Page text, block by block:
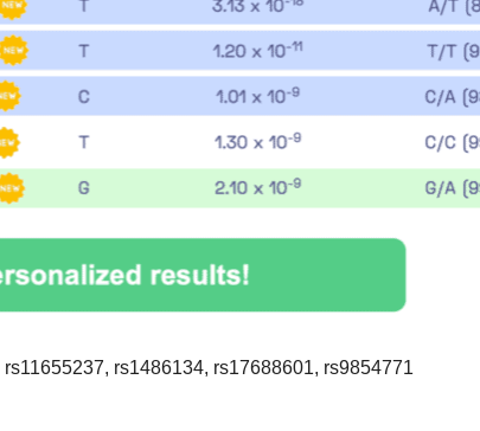
rs11655237, rs1486134, rs17688601, rs9854771